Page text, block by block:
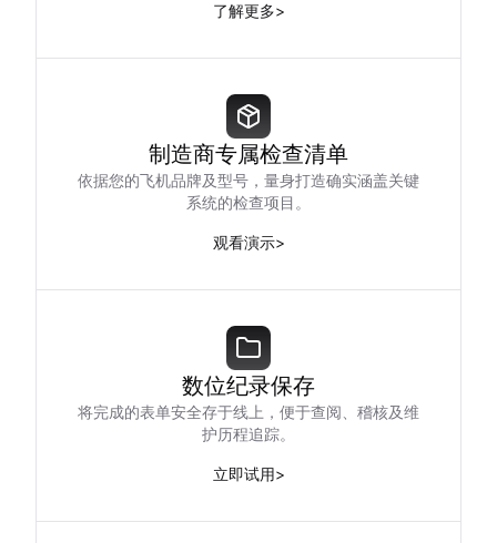
了解更多>
制造商专属检查清单
依据您的飞机品牌及型号，量身打造确实涵盖关键
系统的检查项目。
观看演示>
数位纪录保存
将完成的表单安全存于线上，便于查阅、稽核及维
护历程追踪。
立即试用>